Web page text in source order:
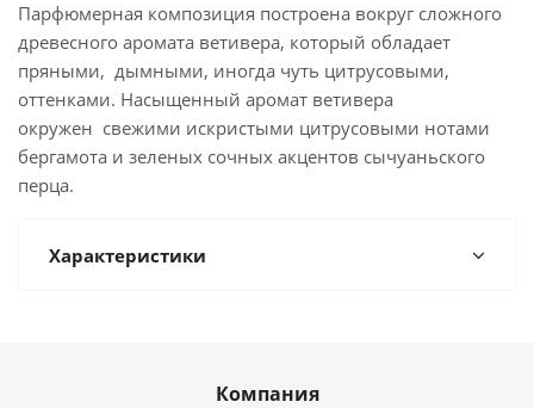
Парфюмерная композиция построена вокруг сложного
древесного аромата ветивера, который обладает
пряными, дымными, иногда чуть цитрусовыми,
оттенками. Насыщенный аромат ветивера
окружен свежими искристыми цитрусовыми нотами
бергамота и зеленых сочных акцентов сычуаньского
перца.
Характеристики
Компания